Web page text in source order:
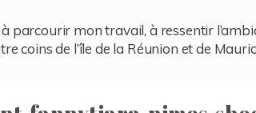
mon travail, à ressentir
coins de l’île de la Réunion et de